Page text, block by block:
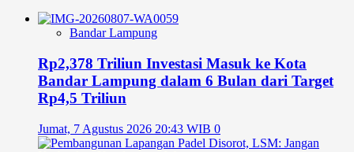
Bandar Lampung
Rp2,378 Triliun Investasi Masuk ke Kota
Bandar Lampung dalam 6 Bulan dari Target
Rp4,5 Triliun
Jumat, 7 Agustus 2026 20:43 WIB 0